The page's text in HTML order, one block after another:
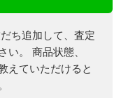
ち追加して、査定
い。
商品状態、
えていただけると